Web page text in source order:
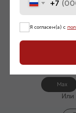
У вас
Max
Или
+7
Я согласен(а) с